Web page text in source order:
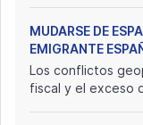
MUDARSE DE
EMIGRANTE
Los conflictos
fiscal y el exceso